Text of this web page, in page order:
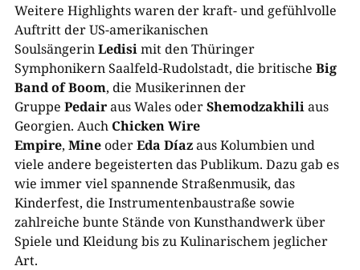
Weitere Highlights waren der kraft- und gefühlvolle
Auftritt der US-amerikanischen
SoulsängerinLedisimit den Thüringer
Symphonikern Saalfeld-Rudolstadt, die britische Big
Band of Boom, die Musikerinnen der
Gruppe Pedairaus Wales oderShemodzakhiliaus
Georgien. Auch Chicken Wire
Empire, MineoderEda Díazaus Kolumbien und
viele andere begeisterten das Publikum. Dazu gab es
wie immer viel spannende Straßenmusik, das
Kinderfest, die Instrumentenbaustraße sowie
zahlreiche bunte Stände von Kunsthandwerk über
Spiele und Kleidung bis zu Kulinarischem jeglicher
Art.